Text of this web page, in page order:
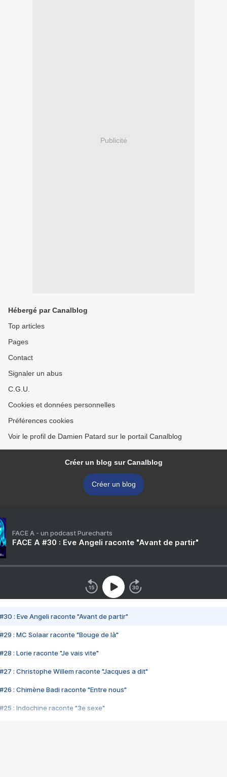
Publicité
Hébergé par Canalblog
Top articles
Pages
Contact
Signaler un abus
C.G.U.
Cookies et données personnelles
Préférences cookies
Voir le profil de Damien Patard sur le portail Canalblog
Créer un blog sur Canalblog
Créer un blog
FACE A - un podcast Purecharts
FACE A #30 : Eve Angeli raconte "Avant de partir"
#30 : Eve Angeli raconte "Avant de partir"
#29 : MC Solaar raconte "Bouge de là"
#28 : Lorie raconte "Je vais vite"
#27 : Christophe Willem raconte "Jacques a dit"
#26 : Chimène Badi raconte "Entre nous"
#25 : Indochine raconte "3e sexe"